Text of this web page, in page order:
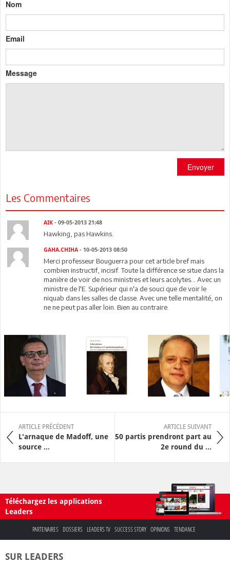
Nom
Email
Message
Envoyer
Les Commentaires
AIK - 09-05-2013 21:48
Hawking, pas Hawkins.
GAHA.CHIHA - 10-05-2013 08:50
Merci professeur Bouguerra pour cet article bref mais
combien instructif, incisif. Toute la différence se situe dans la
manière de voir de nos ministres et leurs acolytes... Avec un
ministre de l'E. Supérieur qui n'a de souci que de voir le
niquab dans les salles de classe. Avec une telle mentalité, on
ne ne peut pas aller loin. Bien au contraire.
ARTICLE PRÉCÉDENT
L'arnaque de Madoff, une
source ...
ARTICLE SUIVANT
50 partis prendront part au
2e round du ...
Téléchargez les applications
Leaders
PARTENAIRES DOSSIERS LEADERS TV SUCCESS STORY OPINIONS TENDANCE
SUR LEADERS